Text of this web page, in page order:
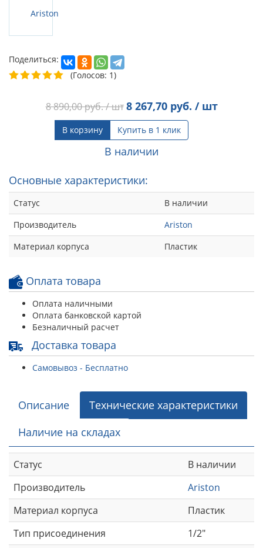
Поделиться:
(Голосов: 1)
8 890,00руб. / шт 8 267,70руб. / шт
В корзину Купить в 1 клик
В наличии
Основные характеристики:
Статус
В наличии
Производитель
Ariston
Материал корпуса
Пластик
Оплата товара
Оплата наличными
Оплата банковской картой
Безналичный расчет
Доставка товара
Самовывоз - Бесплатно
Описание
Технические характеристики
Наличие на складах
Статус
В наличии
Производитель
Ariston
Материал корпуса
Пластик
Тип присоединения
1/2"